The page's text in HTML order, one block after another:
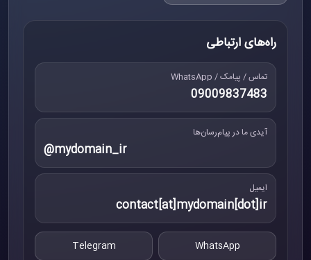
راه‌های ارتباطی
تماس / پیامک / WhatsApp
09009837483
آیدی ما در پیام‌رسان‌ها
@mydomain_ir
ایمیل
contact[at]mydomain[dot]ir
WhatsApp
Telegram